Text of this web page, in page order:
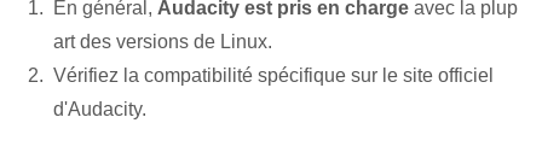
En général, Audacity est pris en charge avec la plup
art des versions de Linux.
Vérifiez la compatibilité spécifique sur le site officiel
d'Audacity.